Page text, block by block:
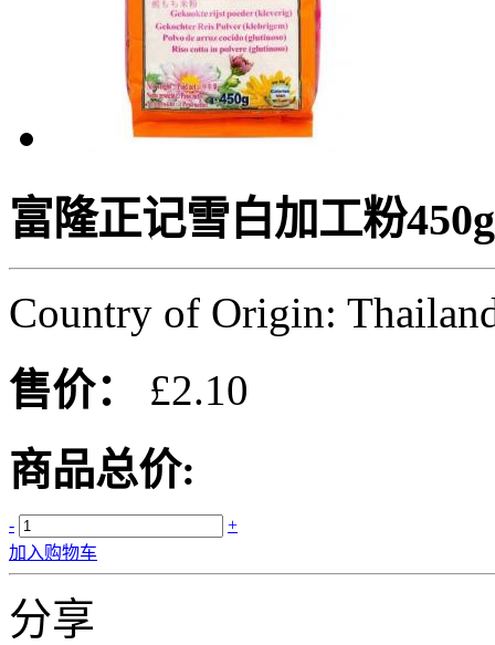
富隆正记雪白加工粉450g
Country of Origin:
售价：
£2.10
商品总价:
-
+
加入购物车
分享